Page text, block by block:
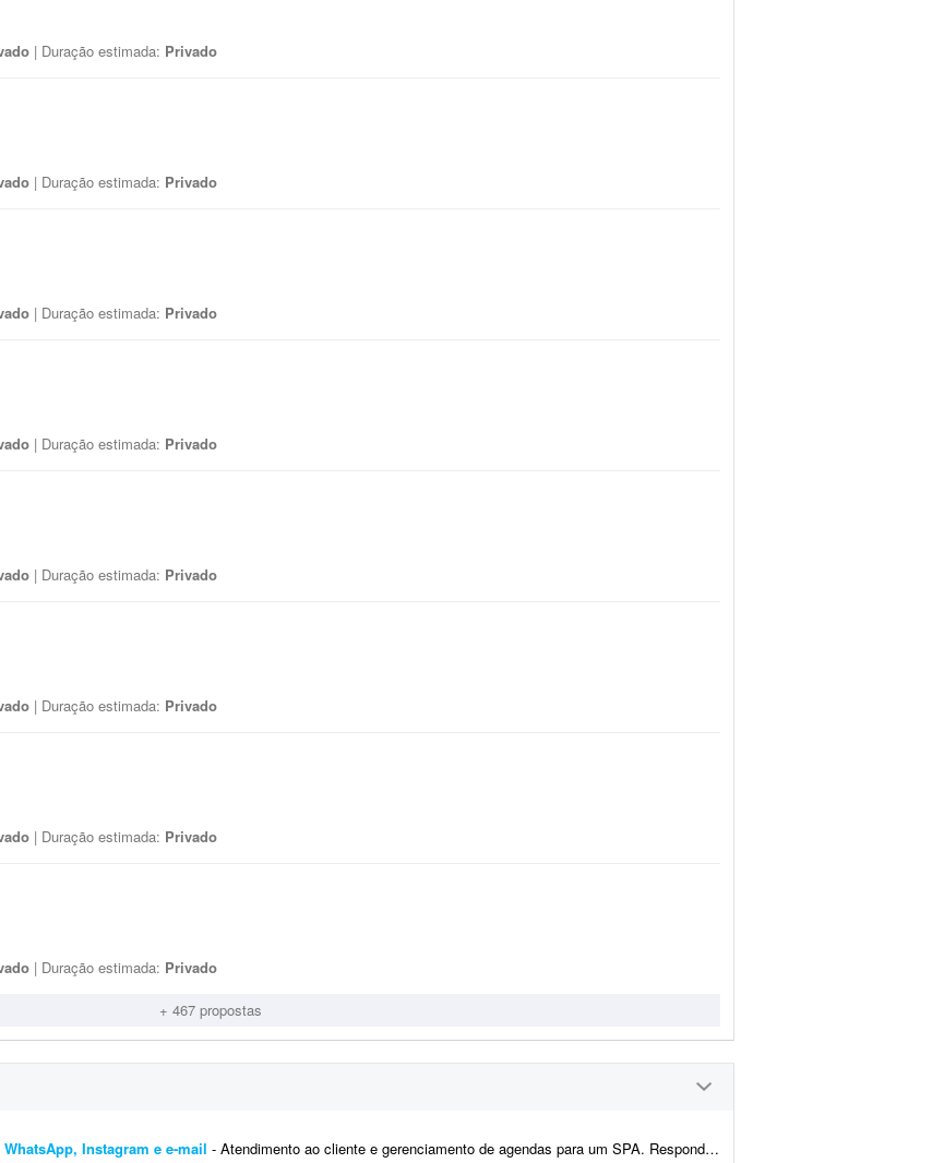
| Duração estimada: Privado
| Duração estimada: Privado
| Duração estimada: Privado
| Duração estimada: Privado
| Duração estimada: Privado
| Duração estimada: Privado
| Duração estimada: Privado
| Duração estimada: Privado
+ 467 propostas
Instagram e e-mail - Atendimento ao cliente e gerenciamento de agendas para um SPA. Responder dúvidas dos clientes pelo WhatsApp Business, Instagram e e-mail. Realizar agendamentos no sistema, reagendamentos e c...